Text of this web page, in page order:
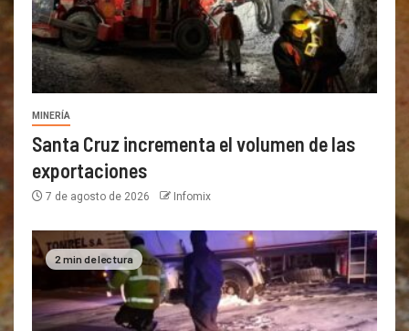
MINERÍA
Santa Cruz incrementa el volumen de las
exportaciones
7 de agosto de 2026 Infomix
2 min de lectura